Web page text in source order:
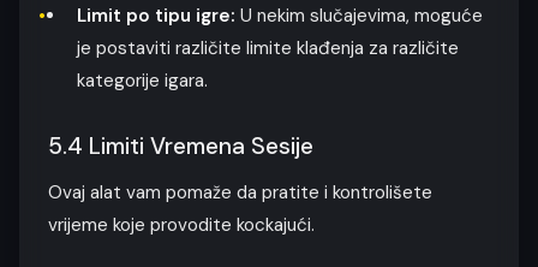
Limit po tipu igre: U nekim slučajevima, moguće
je postaviti različite limite klađenja za različite
kategorije igara.
5.4 Limiti Vremena Sesije
Ovaj alat vam pomaže da pratite i kontrolišete
vrijeme koje provodite kockajući.